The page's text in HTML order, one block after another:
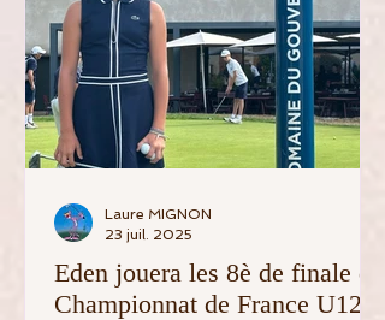
Eden jouera les 8è de finale du
Championnat de France U12 !
Laure MIGNON
23 juil. 2025